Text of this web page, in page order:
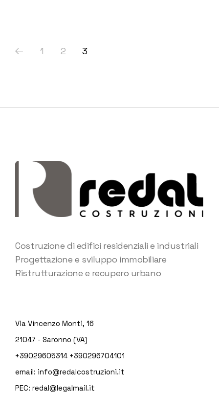
Paginazione
1 2 3
Costruzione di edifici residenziali e industriali
Progettazione e sviluppo immobiliare
Ristrutturazione e recupero urbano
Via Vincenzo Monti, 16
21047 - Saronno (VA)
+39029605314 +390296704101
email: info@redalcostruzioni.it
PEC:redal@legalmail.it